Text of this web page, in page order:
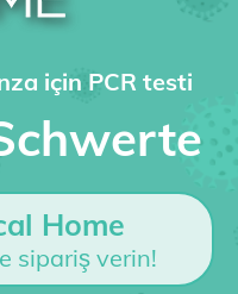
için PCR testi
Home
sipariş verin!